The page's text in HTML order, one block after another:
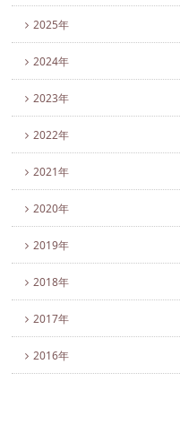
2025年
2024年
2023年
2022年
2021年
2020年
2019年
2018年
2017年
2016年